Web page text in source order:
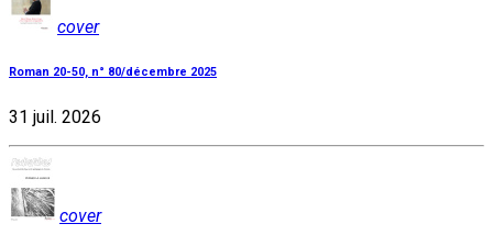
cover
Roman 20-50, n° 80/décembre 2025
31 juil. 2026
cover